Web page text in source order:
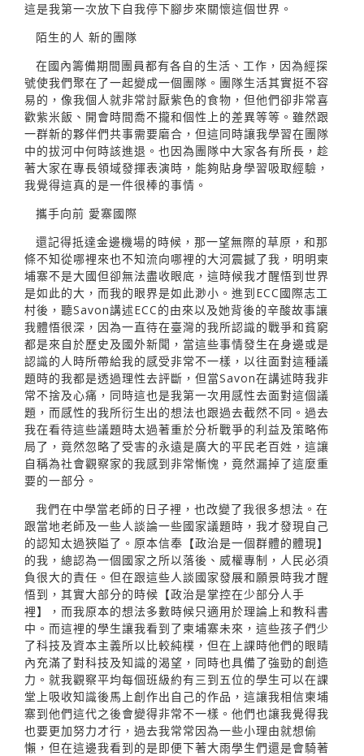
這是我第一次放下自我停下腳步來關懷這個世界。
陌生的人 新的團隊
在國內籌備期間團員都有各自的生活、工作，因為經探
號使我們聚在了一起變成一個團隊。團隊生活其實挺不容
易的，像我個人就非常討厭紫色的食物，但他們卻非常喜
歡紫米飯、開會時間喬不攏和個性上的差異等等。雖然跟
一群新的夥伴們共事需要磨合，但這同時讓我學習在團隊
中的拔河中何時該進退。也因為團隊中大家各有所長，趁
著大家在專長領域發揮表演時，能夠貼身學習吸取經驗，
我覺得這真的是一件很棒的事情。
攜手向前 愛寨國際
還記得抵達金邊機場的時候，那一望無際的草原，和那
條不知從哪裡來也不知流向哪裡的大河震撼了我，明明柬
埔寨不是大國但卻無法盡收眼底，這時候我才醒悟到世界
是如此的大，而我的眼界是如此渺小。進到ECC國際志工
村後，聽Savon講述ECC的由來以及她背後的辛酸故事讓
我體悟很深，因為一直待在臺灣的我所認識的戰爭和貧窮
都是來自於歷史及國外新聞，當這些事情發生在身邊或是
認識的人時所帶給我的感受非常不一樣，以往面對這種議
題時的我都是透過理性去評斷，但當Savon在講述時我非
常不捨及心痛，同時這也是我第一次用感性去面對這個議
題，而感性的我所衍生出的想法也跟過去截然不同。過去
我在看待這些議題時太過著重於分析戰爭的利益及策略佈
局了，竟然忽略了受害的永遠是廣大的平民老百姓，這讓
自稱為社會觀察家的我感到非常慚愧，竟然漏掉了這麼重
要的一部分。
我們在中學當老師的日子裡，也改變了我很多想法。在
跟當地老師及一些人談論一些國家議題時，我才發現自己
的認知太過狹隘了。原本信奉【政治是一個群體的體現】
的我，總認為一個國家之所以落後、威權專制，人民必須
負很大的責任。但在跟這些人談國家發展和願景時我才醒
悟到，其實大部分的時候【政治是掌控在少部分人手
裡】，而我原本的想法多數時候只適用於理論上和教科書
中。而這裡的學生讓我看到了柬埔寨未來，這些孩子們少
了科技及資本主義所以比較純樸，但在上課時他們的眼睛
內充滿了對科技及知識的渴望，同時也具備了強勁的創造
力。就我觀察平均每個班級約有三到五位的學生可以在課
堂上吸收知識後馬上創作出自己的作品，這讓我相信柬埔
寨到他們這代之後會變得非常不一樣。他們也讓我覺得我
也要更加努力才行，過去我常常因為一些小理由就想偷
懶，但在這邊我看到的是即便下著大雨學生們還是會騎著